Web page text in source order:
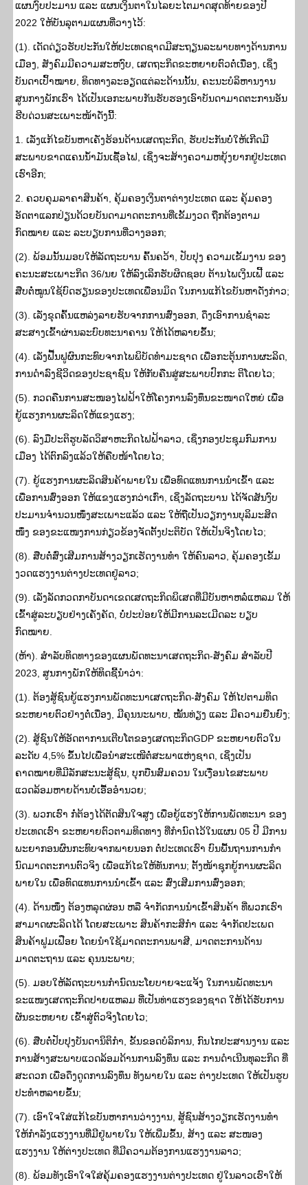
ແຜນງົບປະມານ ແລະ ແຜນເງິນຕາໃນໄລຍະໄຕມາດສຸດທ້າຍຂອງປີ
2022 ໃຫ້ບັນລຸຕາມແຜນທີ່ວາງໄວ້:
(1). ເດັດດ່ຽວຮັບປະກັນໃຫ້ປະເທດຊາດມີສະຖຽນລະພາບທາງດ້ານການ
ເມືອງ, ສັງຄົມມີຄວາມສະຫງົບ, ເສດຖະກິດຂະຫຍາຍຕົວຕໍ່ເນື່ອງ, ເຊິ່ງ
ບັນດາເປົ້າໝາຍ, ທິດທາງລະອຽດແຕ່ລະດ້ານນັ້ນ, ຄະນະບໍລິຫານງານ
ສູນກາງພັກເຮົາ ໄດ້ເປັນເອກະພາບກັນຮັບຮອງເອົາບັນດາມາດຕະການອັນ
ຮີບດ່ວນສະເພາະໜ້າດັ່ງນີ້:
1. ເລັ່ງແກ້ໄຂບັນຫາເຄັ່ງຮ້ອນດ້ານເສດຖະກິດ, ຮັບປະກັນບໍ່ໃຫ້ເກີດມີ
ສະພາບຂາດແຄນນ້ຳມັນເຊື້ອໄຟ, ເຊິ່ງຈະສ້າງຄວາມຫຍຸ້ງຍາກຢູ່ປະເທດ
ເຮົາອີກ;
2. ຄວບຄຸມລາຄາສິນຄ້າ, ຄຸ້ມຄອງເງິນຕາຕ່າງປະເທດ ແລະ ຄຸ້ມຄອງ
ອັດຕາແລກປ່ຽນດ້ວຍບັນດາມາດຕະການທີ່ເຂັ້ມງວດ ຖືກຕ້ອງຕາມ
ກົດໝາຍ ແລະ ລະບຽບການທີ່ວາງອອກ;
(2). ພ້ອມນັ້ນມອບໃຫ້ລັດຖະບານ ຄົ້ນຄວ້າ, ປັບປຸງ ຄວາມເຂັ້ມງານ ຂອງ
ຄະນະສະເພາະກິດ 36/ນຍ ໃຫ້ລົງເລິກຮັບຜິດຊອບ ຕ້ານໄພເງິນເຟີ້ ແລະ
ສືບຕໍ່ໝູນໃຊ້ບົດຮຽນຂອງປະເທດເພື່ອນມິດ ໃນການແກ້ໄຂບັນຫາດັ່ງກ່າວ;
(3). ເລັ່ງຂຸດຄົ້ນແຫລ່ງລາຍຮັບຈາກການສົ່ງອອກ, ດຶງເອົາການຊຳລະ
ສະສາງເຂົ້າຜ່ານລະບົບທະນາຄານ ໃຫ້ໄດ້ຫລາຍຂຶ້ນ;
(4). ເລັ່ງຟື້ນຟູຜົນກະທົບຈາກໄພພິບັດທໍາມະຊາດ ເພື່ອກະຕຸ້ນການຜະລິດ,
ການດຳລົງຊີວິດຂອງປະຊາຊົນ ໃຫ້ກັບຄືນສູ່ສະພາບປົກກະ ຕິໂດຍໄວ;
(5). ກວດຄືນການສະໜອງໄຟຟ້າໃຫ້ໂຄງການລົງທຶນຂະໜາດໃຫຍ່ ເພື່ອ
ຍູ້ແຮງການຜະລິດໃຫ້ແຂງແຮງ;
(6). ລົງມືປະຕິຮູບລັດວິສາຫະກິດໄຟຟ້າລາວ, ເຊິ່ງກອງປະຊຸມກົມການ
ເມືອງ ໄດ້ຕົກລົງແລ້ວໃຫ້ຄືບໜ້າໂດຍໄວ;
(7). ຍູ້ແຮງການຜະລິດສິນຄ້າພາຍໃນ ເພື່ອທົດແທນການນໍາເຂົ້າ ແລະ
ເພື່ອການສົ່ງອອກ ໃຫ້ແຂງແຮງກວ່າເກົ່າ, ເຊິ່ງລັດຖະບານ ໄດ້ຈັດສັນງົບ
ປະມານຈຳນວນໜຶ່ງສະເພາະແລ້ວ ແລະ ໃຫ້ຖືເປັນວຽກງານບຸລິມະສິດ
ໜຶ່ງ ຂອງຂະແໜງການກ່ຽວຂ້ອງຈັດຕັ້ງປະຕິບັດ ໃຫ້ເປັນຈິງໂດຍໄວ;
(8). ສືບຕໍ່ສົ່ງເສີມການສ້າງວຽກເຮັດງານທຳ ໃຫ້ຄົນລາວ, ຄຸ້ມຄອງເຂັ້ມ
ງວດແຮງງານຕ່າງປະເທດຢູ່ລາວ;
(9). ເລັ່ງລັດກວດກາບັນດາເຂດເສດຖະກິດພິເສດທີ່ມີບັນຫາຫລໍ່ແຫລມ ໃຫ້
ເຂົ້າສູ່ລະບຽບຢ່າງເຄັ່ງຄັດ, ບໍ່ປະປ່ອຍໃຫ້ມີການລະເມີດລະ ບຽບ
ກົດໝາຍ.
(ຫ້າ). ສໍາລັບທິດທາງຂອງແຜນພັດທະນາເສດຖະກິດ-ສັງຄົມ ສຳລັບປີ
2023, ສູນກາງພັກໃຫ້ທິດຊີ້ນຳວ່າ:
(1). ຕ້ອງສູ້ຊົນຍູ້ແຮງການພັດທະນາເສດຖະກິດ-ສັງຄົມ ໃຫ້ໄປຕາມທິດ
ຂະຫຍາຍຕົວຢ່າງຕໍ່ເນື່ອງ, ມີຄຸນນະພາບ, ໝັ້ນທ່ຽງ ແລະ ມີຄວາມຍືນຍົງ;
(2). ສູ້ຊົນໃຫ້ອັດຕາການເຕີບໂຕຂອງເສດຖະກິດGDP ຂະຫຍາຍຕົວໃນ
ລະດັບ 4,5% ຂຶ້ນໄປເພື່ອນຳສະເໜີຕໍ່ສະພາແຫ່ງຊາດ, ເຊິ່ງເປັນ
ຄາດໝາຍທີ່ມີລັກສະນະສູ້ຊົນ, ບຸກບືນສົມຄວນ ໃນເງື່ອນໄຂສະພາບ
ແວດລ້ອມຫາຍດ້ານບໍ່ເອື້ອອໍານວຍ;
(3). ພວກເຮົາ ກໍ່ຕ້ອງໄດ້ຕັດສິນໃຈສູງ ເພື່ອຍູ້ແຮງໃຫ້ການພັດທະນາ ຂອງ
ປະເທດເຮົາ ຂະຫຍາຍຕົວຕາມທິດທາງ ທີ່ກໍານົດໄວ້ໃນແຜນ 05 ປີ ມີການ
ພະຍາກອນຜົນກະທົບຈາກພາຍນອກ ຕໍ່ປະເທດເຮົາ ບົນພື້ນຖານການກຳ
ນົດມາດຕະການຕົວຈິງ ເພື່ອແກ້ໄຂໃຫ້ທັນການ; ຕັ້ງໜ້າຊຸກຍູ້ການຜະລິດ
ພາຍໃນ ເພື່ອທົດແທນການນຳເຂົ້າ ແລະ ສົ່ງເສີມການສົ່ງອອກ;
(4). ດ້ານໜຶ່ງ ຕ້ອງຫລຸດຜ່ອນ ຫລື ຈໍາກັດການນໍາເຂົ້າສິນຄ້າ ທີ່ພວກເຮົາ
ສາມາດຜະລິດໄດ້ ໂດຍສະເພາະ ສິນຄ້າກະສິກຳ ແລະ ຈໍາກັດປະເພດ
ສິນຄ້າຟູມເຟືອຍ ໂດຍນໍາໃຊ້ມາດຕະການພາສີ, ມາດຕະການດ້ານ
ມາດຕະຖານ ແລະ ຄຸນນະພາບ;
(5). ມອບໃຫ້ລັດຖະບານກຳນົດນະໂຍບາຍຈະແຈ້ງ ໃນການພັດທະນາ
ຂະແໜງເສດຖະກິດປາຍແຫລມ ທີ່ເປັນທ່າແຮງຂອງຊາດ ໃຫ້ໄດ້ຮັບການ
ຜັນຂະຫຍາຍ ເຂົ້າສູ່ຕົວຈິງໂດຍໄວ;
(6). ສືບຕໍ່ປັບປຸງບັນດານິຕິກຳ, ຂັ້ນຂອດບໍລິການ, ກົນໄກປະສານງານ ແລະ
ການສ້າງສະພາບແວດລ້ອມດ້ານການລົງທຶນ ແລະ ການດໍາເນີນທຸລະກິດ ທີ່
ສະດວກ ເພື່ອດຶງດູດການລົງທຶນ ທັງພາຍໃນ ແລະ ຕ່າງປະເທດ ໃຫ້ເປັນຮູບ
ປະທຳຫລາຍຂຶ້ນ;
(7). ເອົາໃຈໃສ່ແກ້ໄຂບັນຫາການວ່າງງານ, ສູ້ຊົນສ້າງວຽກເຮັດງານທໍາ
ໃຫ້ກໍາລັງແຮງງານທີ່ມີຢູ່ພາຍໃນ ໃຫ້ເພີ່ມຂຶ້ນ, ສ້າງ ແລະ ສະໜອງ
ແຮງງານ ໃຫ້ຕ່າງປະເທດ ທີ່ມີຄວາມຕ້ອງການແຮງງານລາວ;
(8). ພ້ອມທັງເອົາໃຈໃສ່ຄຸ້ມຄອງແຮງງານຕ່າງປະເທດ ຢູ່ໃນລາວເຮົາໃຫ້